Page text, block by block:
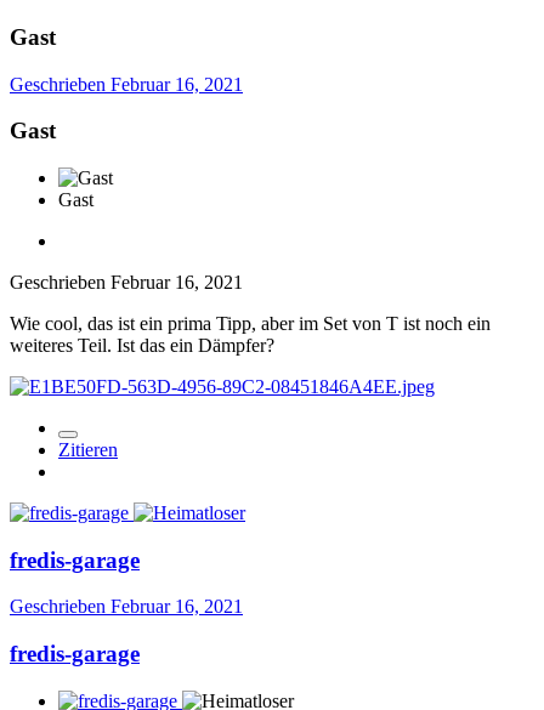
Gast
Geschrieben Februar 16, 2021
Gast
Gast
Geschrieben Februar 16, 2021
Wie cool, das ist ein prima Tipp, aber im Set von T ist noch ein
weiteres Teil. Ist das ein Dämpfer?
Zitieren
fredis-garage
Geschrieben Februar 16, 2021
fredis-garage